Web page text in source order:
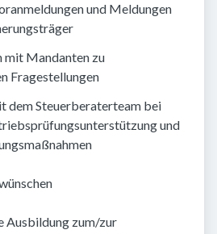
und Meldungen
mit Mandanten zu
Fragestellungen
dem Steuerberaterteam bei
und
Ausbildung zum/zur